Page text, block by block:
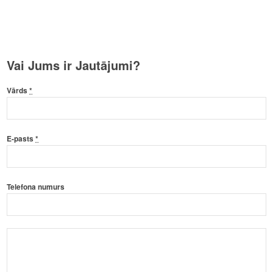
Vai Jums ir Jautājumi?
Vārds*
E-pasts*
Telefona numurs